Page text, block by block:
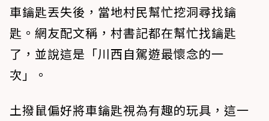
車鑰匙丟失後，當地村民幫忙挖洞尋找鑰
匙。網友配文稱，村書記都在幫忙找鑰匙
了，並說這是「川西自駕遊最懷念的一
次」。
土撥鼠偏好將車鑰匙視為有趣的玩具，這一